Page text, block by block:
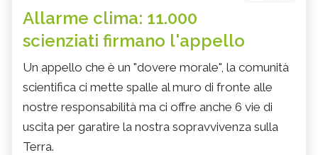
Allarme clima: 11.000
scienziati firmano l'appello
Un appello che è un "dovere morale", la comunità
scientifica ci mette spalle al muro di fronte alle
nostre responsabilità ma ci offre anche 6 vie di
uscita per garatire la nostra sopravvivenza sulla
Terra.